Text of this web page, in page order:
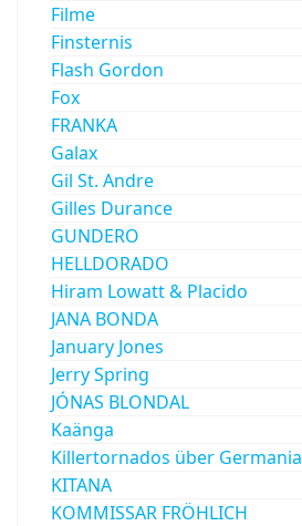
Filme
Finsternis
Flash Gordon
Fox
FRANKA
Galax
Gil St. Andre
Gilles Durance
GUNDERO
HELLDORADO
Hiram Lowatt & Placido
JANA BONDA
January Jones
Jerry Spring
JÓNAS BLONDAL
Kaänga
Killertornados über Germania
KITANA
KOMMISSAR FRÖHLICH